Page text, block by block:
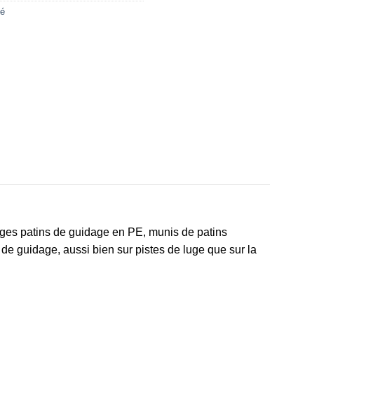
patins de guidage en PE, munis de patins
guidage, aussi bien sur pistes de luge que sur la